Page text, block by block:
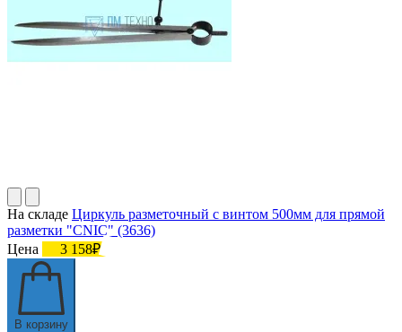
На складе Циркуль разметочный с винтом 500мм для прямой
разметки "CNIC" (3636)
Цена
3 158₽
В корзину